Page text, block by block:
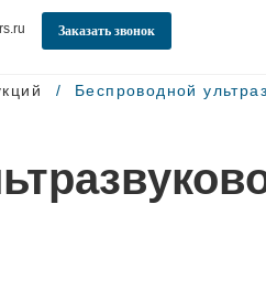
Заказать звонок
Беспроводной